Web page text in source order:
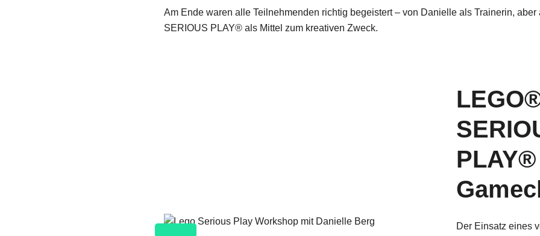
Am Ende waren alle Teilnehmenden richtig begeistert – von Danielle als Trainerin,
SERIOUS PLAY® als Mittel zum kreativen Zweck.
Der Einsatz eines